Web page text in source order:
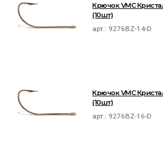
Крючок VMC
(10шт)
арт.: 9276BZ-14-D
Крючок VMC
(10шт)
арт.: 9276BZ-16-D